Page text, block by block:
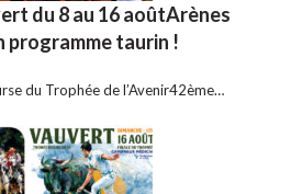
du 8 au 16 aoûtArènes
programme taurin !
du Trophée de l’Avenir42ème…